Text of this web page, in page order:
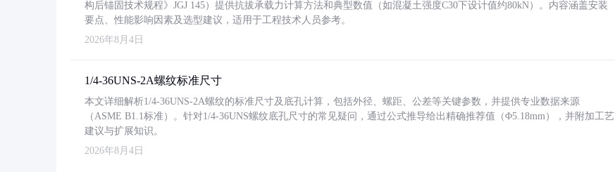
构后锚固技术规程》JGJ 145）提供抗拔承载力计算方法和典型数值（如混凝土强度C30下设计值约80kN）。内容涵盖安装
要点、性能影响因素及选型建议，适用于工程技术人员参考。
2026年8月4日
1/4-36UNS-2A螺纹标准尺寸
本文详细解析1/4-36UNS-2A螺纹的标准尺寸及底孔计算，包括外径、螺距、公差等关键参数，并提供专业数据来源
（ASME B1.1标准）。针对1/4-36UNS螺纹底孔尺寸的常见疑问，通过公式推导给出精确推荐值（Φ5.18mm），并附加工艺
建议与扩展知识。
2026年8月4日